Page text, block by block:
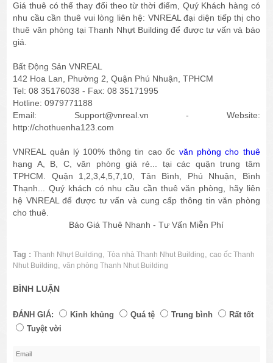
Giá thuê có thể thay đổi theo từ thời điểm, Quý Khách hàng có
nhu cầu cần thuê vui lòng liên hệ: VNREAL đại diện tiếp thị cho
thuê văn phòng tại Thanh Nhựt Building để được tư vấn và báo
giá.
Bất Động Sản VNREAL
142 Hoa Lan, Phường 2, Quận Phú Nhuận, TPHCM
Tel: 08 35176038 - Fax: 08 35171995
Hotline: 0979771188
Email: Support@vnreal.vn - Website:
http://chothuenha123.com
VNREAL quản lý 100% thông tin cao ốc văn phòng cho thuê
hạng A, B, C, văn phòng giá rẻ... tại các quận trung tâm
TPHCM. Quận 1,2,3,4,5,7,10, Tân Bình, Phú Nhuận, Bình
Thạnh... Quý khách có nhu cầu cần thuê văn phòng, hãy liên
hệ VNREAL để được tư vấn và cung cấp thông tin văn phòng
cho thuê.
Báo Giá Thuê Nhanh - Tư Vấn Miễn Phí
Tag : Thanh Nhựt Building,Tòa nhà Thanh Nhut Building,cao ốc Thanh
Nhut Building,văn phòng Thanh Nhut Building
BÌNH LUẬN
ĐÁNH GIÁ: Kinh khủng Quá tệ Trung bình
Rất tốt
Tuyệt vời